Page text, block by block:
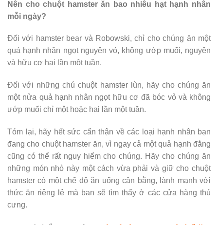
Nên cho chuột hamster ăn bao nhiêu hạt hạnh nhân
mỗi ngày?
Đối với hamster bear và Robowski, chỉ cho chúng ăn một
quả hạnh nhân ngọt nguyên vỏ, không ướp muối, nguyên
và hữu cơ hai lần một tuần.
Đối với những chú chuột hamster lùn, hãy cho chúng ăn
một nửa quả hạnh nhân ngọt hữu cơ đã bóc vỏ và không
ướp muối chỉ một hoặc hai lần một tuần.
Tóm lại, hãy hết sức cẩn thận về các loại hạnh nhân bạn
đang cho chuột hamster ăn, vì ngay cả một quả hạnh đắng
cũng có thể rất nguy hiểm cho chúng. Hãy cho chúng ăn
những món nhỏ này một cách vừa phải và giữ cho chuột
hamster có một chế độ ăn uống cân bằng, lành mạnh với
thức ăn riêng lẻ mà bạn sẽ tìm thấy ở các cửa hàng thú
cưng.